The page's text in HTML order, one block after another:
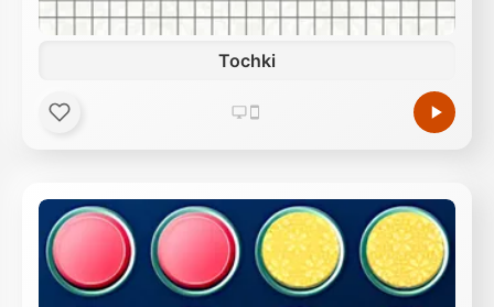
Tochki